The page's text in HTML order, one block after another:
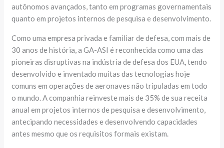
autônomos avançados, tanto em programas governamentais
quanto em projetos internos de pesquisa e desenvolvimento.
Como uma empresa privada e familiar de defesa, com mais de
30 anos de história, a GA-ASI é reconhecida como uma das
pioneiras disruptivas na indústria de defesa dos EUA, tendo
desenvolvido e inventado muitas das tecnologias hoje
comuns em operações de aeronaves não tripuladas em todo
o mundo. A companhia reinveste mais de 35% de sua receita
anual em projetos internos de pesquisa e desenvolvimento,
antecipando necessidades e desenvolvendo capacidades
antes mesmo que os requisitos formais existam.